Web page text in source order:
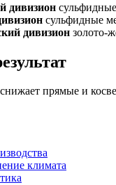
дивизион
сульфидные
дивизион золото-
прямые и
климата